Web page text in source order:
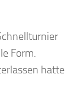
Form.
hatte